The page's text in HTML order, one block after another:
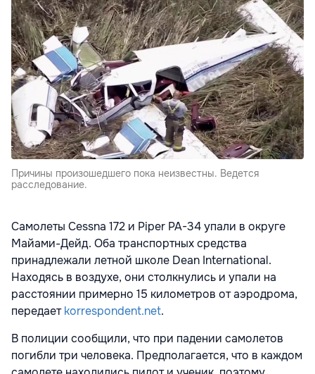
Причины произошедшего пока неизвестны. Ведется
расследование.
Cамолеты Cessna 172 и Piper PA-34 упали в округе
Майами-Дейд. Оба транспортных средства
принадлежали летной школе Dean International.
Находясь в воздухе, они столкнулись и упали на
расстоянии примерно 15 километров от аэродрома,
передаетkorrespondent.net.
В полиции сообщили, что при падении самолетов
погибли три человека. Предполагается, что в каждом